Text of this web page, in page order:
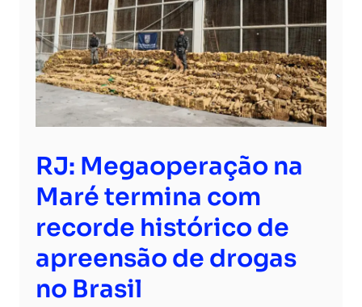
RJ: Megaoperação na
Maré termina com
recorde histórico de
apreensão de drogas
no Brasil